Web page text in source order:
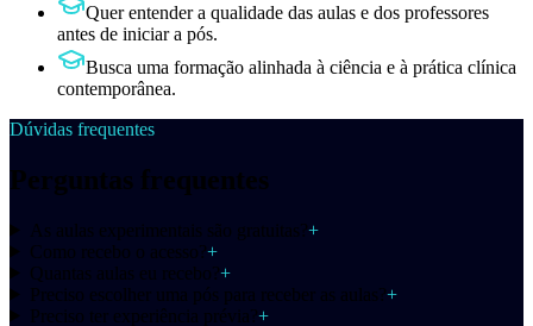
Quer entender a qualidade das aulas e dos professores
antes de iniciar a pós.
Busca uma formação alinhada à ciência e à prática clínica
contemporânea.
Dúvidas frequentes
Perguntas frequentes
As aulas experimentais são gratuitas?+
Como recebo o acesso?+
Quantas aulas eu recebo?+
Preciso escolher uma pós para receber as aulas?+
Preciso ter experiência prévia?+